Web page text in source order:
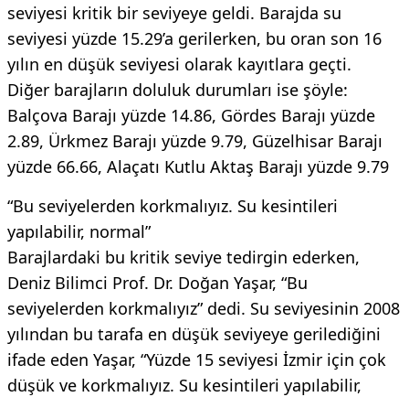
seviyesi kritik bir seviyeye geldi. Barajda su
seviyesi yüzde 15.29’a gerilerken, bu oran son 16
yılın en düşük seviyesi olarak kayıtlara geçti.
Diğer barajların doluluk durumları ise şöyle:
Balçova Barajı yüzde 14.86, Gördes Barajı yüzde
2.89, Ürkmez Barajı yüzde 9.79, Güzelhisar Barajı
yüzde 66.66, Alaçatı Kutlu Aktaş Barajı yüzde 9.79
“Bu seviyelerden korkmalıyız. Su kesintileri
yapılabilir, normal”
Barajlardaki bu kritik seviye tedirgin ederken,
Deniz Bilimci Prof. Dr. Doğan Yaşar, “Bu
seviyelerden korkmalıyız” dedi. Su seviyesinin 2008
yılından bu tarafa en düşük seviyeye gerilediğini
ifade eden Yaşar, “Yüzde 15 seviyesi İzmir için çok
düşük ve korkmalıyız. Su kesintileri yapılabilir,